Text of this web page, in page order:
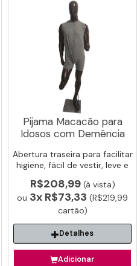
Adicionar
Pijama Macacão para
Idosos com Demência
Abertura traseira para facilitar
higiene, fácil de vestir, leve e
retirar a roupa. Pode ser
utilizado por baixo da roupa.
R$208,99(à vista)
ou 3x R$73,33 (R$219,99
cartão)